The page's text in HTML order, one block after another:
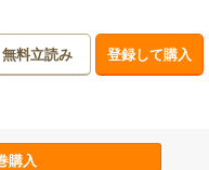
無料立読み 登録して購入
購入